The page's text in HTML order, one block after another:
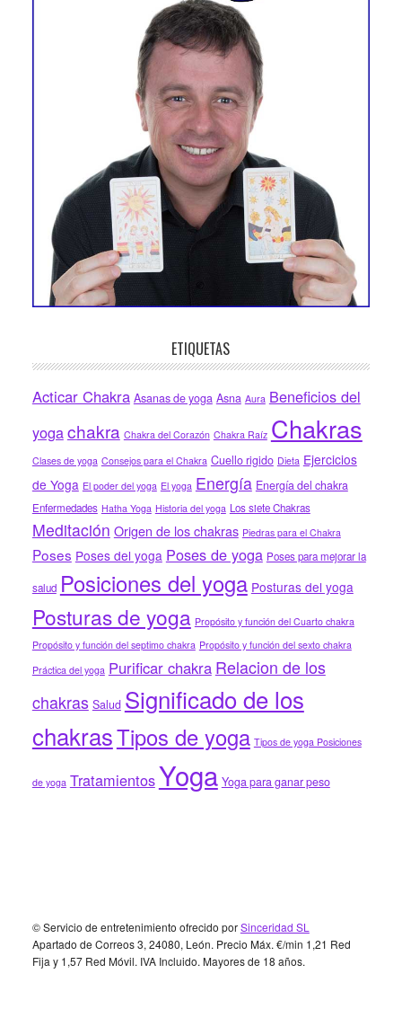
ETIQUETAS
Acticar Chakra Asanas de yoga Asna Aura Beneficios del
yogachakra Chakra del Corazón Chakra Raíz Chakras
Clases de yoga Consejos para el Chakra Cuello rigido Dieta Ejercicios
de Yoga El poder del yoga El yoga Energía Energía del chakra
Enfermedades Hatha Yoga Historia del yoga Los siete Chakras
Meditación Origen de los chakras Piedras para el Chakra
Poses Poses del yoga Poses de yoga Poses para mejorar la
salud Posiciones del yoga Posturas del yoga
Posturas de yoga Propósito y función del Cuarto chakra
Propósito y función del septimo chakra Propósito y función del sexto chakra
Práctica del yoga Purificar chakra Relacion de los
chakras Salud Significado de los
chakrasTipos de yoga Tipos de yoga Posiciones
de yoga TratamientosYoga Yoga para ganar peso
Footer
© Servicio de entretenimiento ofrecido porSinceridad SL
Apartado de Correos 3, 24080, León. Precio Máx. €/min 1,21 Red
Fija y 1,57 Red Móvil. IVA Incluido. Mayores de 18 años.